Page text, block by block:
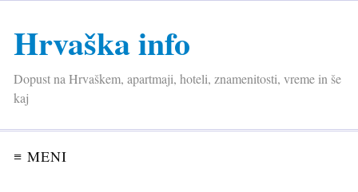
Hrvaška info
Dopust na Hrvaškem, apartmaji, hoteli, znamenitosti, vreme in še
kaj
≡ MENI